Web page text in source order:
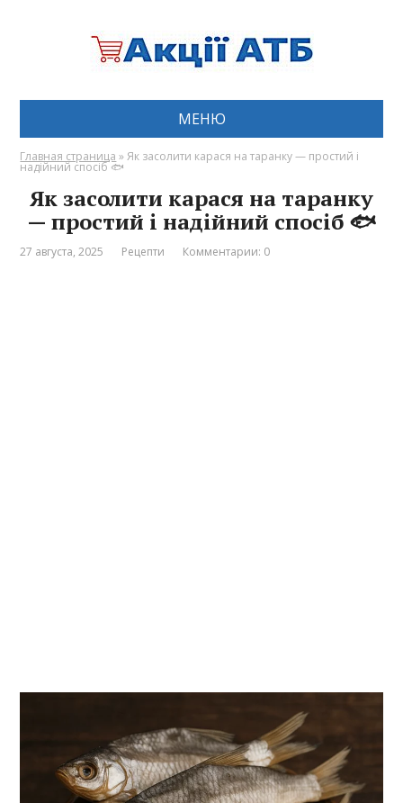
МЕНЮ
Главная страница »Як засолити карася на таранку — простий і
надійний спосіб 🐟
Як засолити карася на таранку
— простий і надійний спосіб 🐟
27 августа, 2025 Рецепти Комментарии: 0